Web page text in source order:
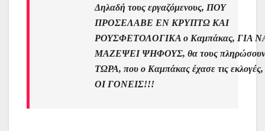
Δηλαδή τους εργαζόμενους, ΠΟΥ
ΠΡΟΣΕΛΑΒΕ ΕΝ ΚΡΥΠΤΩ ΚΑΙ
ΡΟΥΣΦΕΤΟΛΟΓΙΚΑ ο Καμπάκας, ΓΙΑ
ΜΑΖΕΨΕΙ ΨΗΦΟΥΣ, θα τους πληρώσουν
ΤΩΡΑ, που ο Καμπάκας έχασε τις εκλογές,
ΟΙ ΓΟΝΕΙΣ!!!